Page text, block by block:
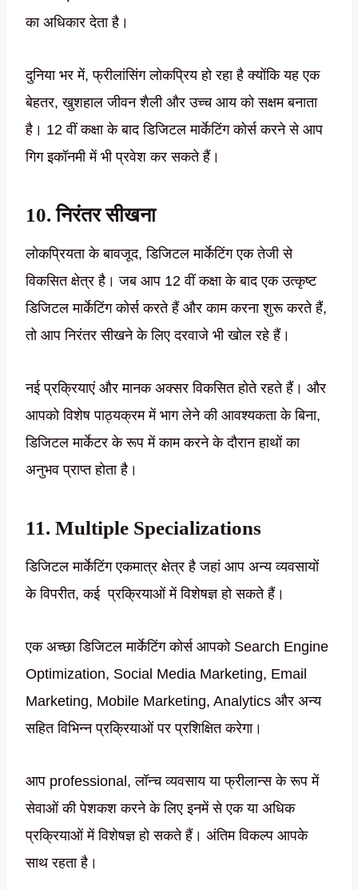
का अधिकार देता है।
दुनिया भर में, फ्रीलांसिंग लोकप्रिय हो रहा है क्योंकि यह एक
बेहतर, खुशहाल जीवन शैली और उच्च आय को सक्षम बनाता
है। 12 वीं कक्षा के बाद डिजिटल मार्केटिंग कोर्स करने से आप
गिग इकॉनमी में भी प्रवेश कर सकते हैं।
10. निरंतर सीखना
लोकप्रियता के बावजूद, डिजिटल मार्केटिंग एक तेजी से
विकसित क्षेत्र है। जब आप 12 वीं कक्षा के बाद एक उत्कृष्ट
डिजिटल मार्केटिंग कोर्स करते हैं और काम करना शुरू करते हैं,
तो आप निरंतर सीखने के लिए दरवाजे भी खोल रहे हैं।
नई प्रक्रियाएं और मानक अक्सर विकसित होते रहते हैं। और
आपको विशेष पाठ्यक्रम में भाग लेने की आवश्यकता के बिना,
डिजिटल मार्केटर के रूप में काम करने के दौरान हाथों का
अनुभव प्राप्त होता है।
11. Multiple Specializations
डिजिटल मार्केटिंग एकमात्र क्षेत्र है जहां आप अन्य व्यवसायों
के विपरीत, कई प्रक्रियाओं में विशेषज्ञ हो सकते हैं।
एक अच्छा डिजिटल मार्केटिंग कोर्स आपको Search Engine
Optimization, Social Media Marketing, Email
Marketing, Mobile Marketing, Analytics और अन्य
सहित विभिन्न प्रक्रियाओं पर प्रशिक्षित करेगा।
आप professional, लॉन्च व्यवसाय या फ्रीलान्स के रूप में
सेवाओं की पेशकश करने के लिए इनमें से एक या अधिक
प्रक्रियाओं में विशेषज्ञ हो सकते हैं। अंतिम विकल्प आपके
साथ रहता है।